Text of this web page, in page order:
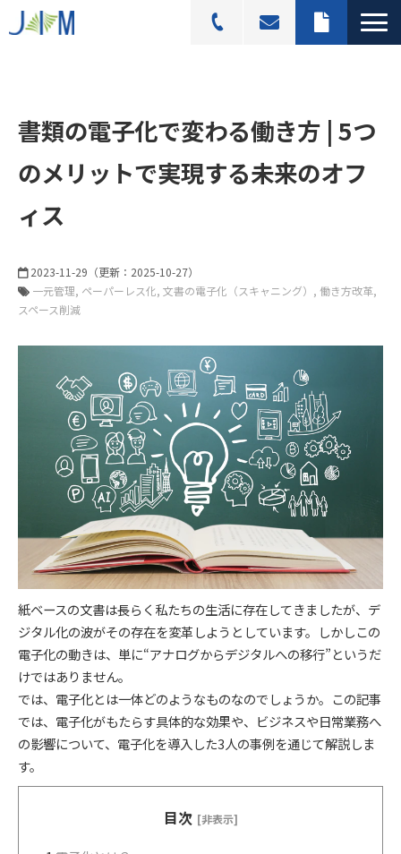
活用シーン
導入事例
ブログ記事一覧
書類の電子化で変わる働き方 | 5つ
のメリットで実現する未来のオフ
ィス
2023-11-29 （更新： 2025-10-27）
一元管理 ペーパーレス化 文書の電子化（スキャニング）
働き方改革
スペース削減
紙ベースの文書は長らく私たちの生活に存在してきましたが、デ
ジタル化の波がその存在を変革しようとしています。しかしこの
電子化の動きは、単に“アナログからデジタルへの移行”というだ
けではありません。
では、電子化とは一体どのようなものなのでしょうか。この記事
では、電子化がもたらす具体的な効果や、ビジネスや日常業務へ
の影響について、電子化を導入した3人の事例を通じて解説しま
す。
目次 [非表示]